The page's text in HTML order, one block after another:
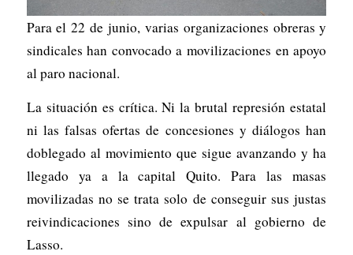
Para el 22 de junio, varias organizaciones obreras y
sindicales han convocado a movilizaciones en apoyo
al paro nacional.
La situación es crítica. Ni la brutal represión estatal
ni las falsas ofertas de concesiones y diálogos han
doblegado al movimiento que sigue avanzando y ha
llegado ya a la capital Quito. Para las masas
movilizadas no se trata solo de conseguir sus justas
reivindicaciones sino de expulsar al gobierno de
Lasso.